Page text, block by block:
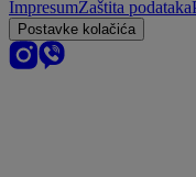
ImpresumZaštita podataka
Postavke kolačića